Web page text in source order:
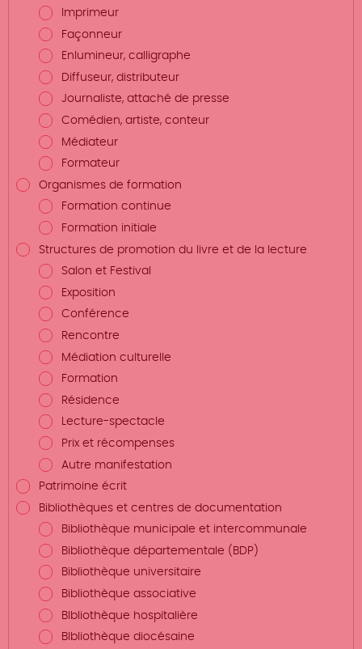
Imprimeur
Façonneur
Enlumineur, calligraphe
Diffuseur, distributeur
Journaliste, attaché de presse
Comédien, artiste, conteur
Médiateur
Formateur
Organismes de formation
Formation continue
Formation initiale
Structures de promotion du livre et de la lecture
Salon et Festival
Exposition
Conférence
Rencontre
Médiation culturelle
Formation
Résidence
Lecture-spectacle
Prix et récompenses
Autre manifestation
Patrimoine écrit
Bibliothèques et centres de documentation
Bibliothèque municipale et intercommunale
Bibliothèque départementale (BDP)
Bibliothèque universitaire
Bibliothèque associative
BIbliothèque hospitalière
BIbliothèque diocésaine